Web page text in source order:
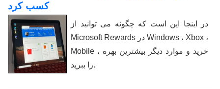
کسب کرد
در اینجا این است که چگونه می توانید از
Microsoft Rewards در Windows ، Xbox ،
Mobile ، خرید و موارد دیگر بیشترین بهره
را ببرید.